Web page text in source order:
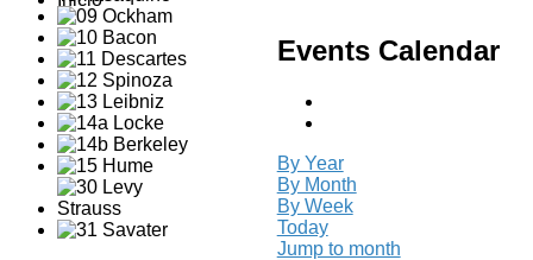
Events Calendar
By Year
By Month
By Week
Today
Jump to month